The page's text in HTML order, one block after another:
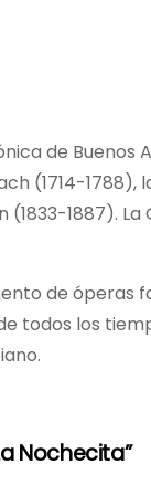
de
(1714-
1887).
de óperas
todos los
Nochecita”